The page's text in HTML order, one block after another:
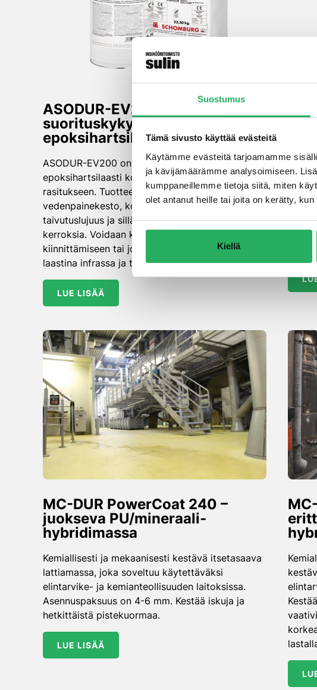
Suostumus
Tämä sivusto käyttää evästeitä
Käytämme evästeitä tarjoamamme
ja kävijämäärämme analysoimiseen.
kumppaneillemme tietoja siitä, miten
olet antanut heille tai joita on kerätty,
Kiellä
ASODUR-EV200 –
suorituskykyinen
epoksihartsilaasti
ASODUR-EV200 on valuva ja suorituskykyinen
epoksihartsilaasti kovaankin kulutukseen ja
rasitukseen. Tuotteella on 5 barin
vedenpainekesto, korkea puristus- ja
taivutuslujuus ja sillä voidaan tehdä jopa 200 mm
kerroksia. Voidaan käyttää tukien ja ankkureiden
kiinnittämiseen tai jopa sähköä eristävänä
laastina infrassa ja teollisuudessa.
LUE LISÄÄ
MC-DUR PowerCoat 240 –
juokseva PU/mineraali­
hybridimassa
Kemiallisesti ja mekaanisesti kestävä itsetasaava
lattiamassa, joka soveltuu käytettäväksi
elintarvike- ja kemianteollisuuden laitoksissa.
Asennuspaksuus on 4-6 mm. Kestää iskuja ja
hetkittäistä pistekuormaa.
LUE LISÄÄ